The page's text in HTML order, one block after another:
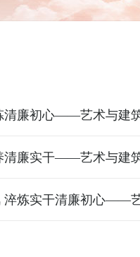
清廉初心——艺术与建
淬炼实干清廉初心——